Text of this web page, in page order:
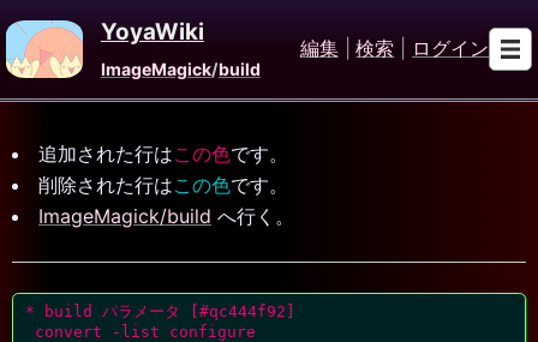
YoyaWiki
ImageMagick/build
編集 検索 ログイン
追加された行はこの色です。
削除された行はこの色です。
ImageMagick/build へ行く。
* build パラメータ [#qc444f92]